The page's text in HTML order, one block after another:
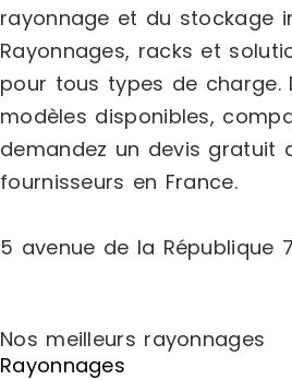
rayonnage et du stockage
Rayonnages, racks et
pour tous types de charge.
modèles disponibles,
demandez un devis gratuit
fournisseurs en France.
5 avenue de la République
Nos meilleurs rayonnages
Rayonnages